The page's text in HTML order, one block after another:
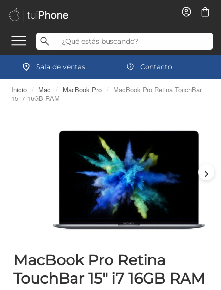
Sala de ventas Contacto
Inicio / Mac / MacBook Pro / MacBook Pro Retina TouchBar
15 i7 16GB RAM
MacBook Pro Retina
TouchBar 15" i7 16GB RAM